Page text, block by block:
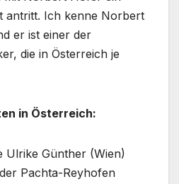
antritt. Ich kenne Norbert
er ist einer der
die in Österreich je
in Österreich:
Ulrike Günther (Wien)
Pachta-Reyhofen